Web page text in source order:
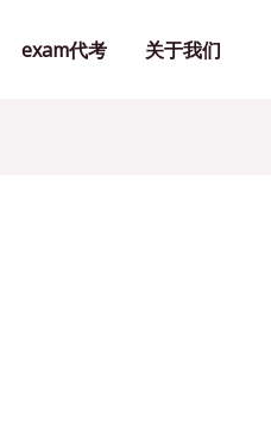
exam代考 关于我们